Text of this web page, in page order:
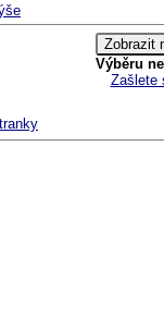
Výběru
Zašlete